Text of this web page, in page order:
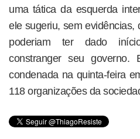
uma tática da esquerda
ele sugeriu, sem evidências,
poderiam ter dado
constranger seu governo.
condenada na quinta-feira
118 organizações da